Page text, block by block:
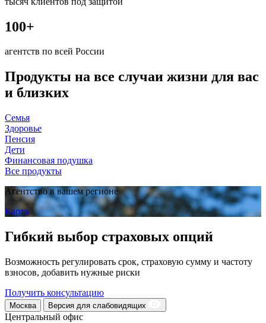
100+
агентств по всей России
Продукты на все случаи жизни для вас
и близких
Семья
Здоровье
Пенсия
Дети
Финансовая подушка
Все продукты
Агентство в вашем регионе
Карта
Гибкий выбор страховых опций
Возможность регулировать срок, страховую сумму и частоту
взносов, добавить нужные риски
Получить консультацию
Москва Версия для слабовидящих
Центральный офис